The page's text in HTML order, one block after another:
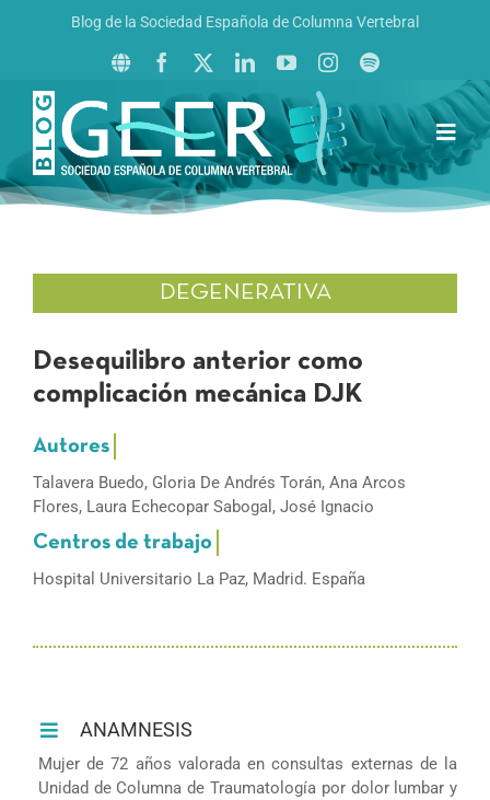
Blog de la Sociedad Española de Columna Vertebral
Inicio
Revista La Columna al Día
DEGENERATIVA
Desequilibro anterior como
complicación mecánica DJK
Talavera Buedo, Gloria De Andrés Torán, Ana Arcos
Flores, Laura Echecopar Sabogal, José Ignacio
Hospital Universitario La Paz, Madrid. España
ANAMNESIS
Mujer de 72 años valorada en consultas externas de la
Unidad de Columna de Traumatología por dolor lumbar y